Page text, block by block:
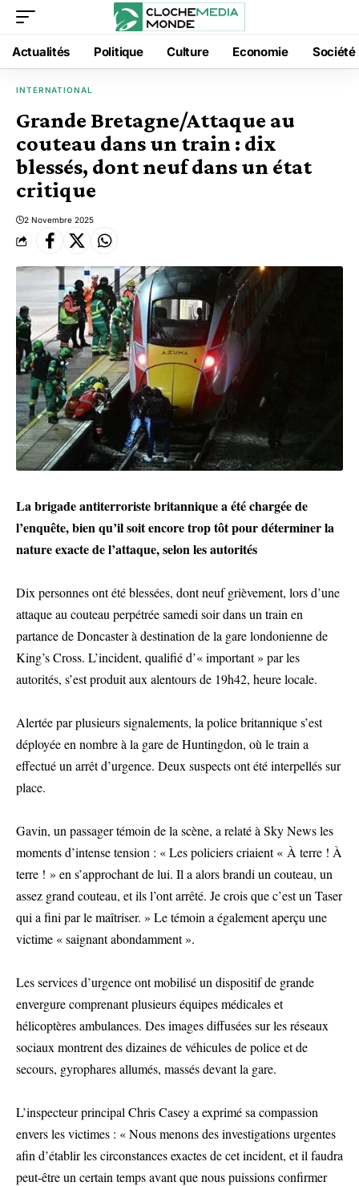
Actualités Politique Culture Economie Société
INTERNATIONAL
Grande Bretagne/Attaque au
couteau dans un train : dix
blessés, dont neuf dans un état
critique
2 Novembre 2025
La brigade antiterroriste britannique a été chargée de
l’enquête, bien qu’il soit encore trop tôt pour déterminer la
nature exacte de l’attaque, selon les autorités
Dix personnes ont été blessées, dont neuf grièvement, lors d’une
attaque au couteau perpétrée samedi soir dans un train en
partance de Doncaster à destination de la gare londonienne de
King’s Cross. L’incident, qualifié d’« important » par les
autorités, s’est produit aux alentours de 19h42, heure locale.
Alertée par plusieurs signalements, la police britannique s’est
déployée en nombre à la gare de Huntingdon, où le train a
effectué un arrêt d’urgence. Deux suspects ont été interpellés sur
place.
Gavin, un passager témoin de la scène, a relaté à Sky News les
moments d’intense tension : « Les policiers criaient « À terre ! À
terre ! » en s’approchant de lui. Il a alors brandi un couteau, un
assez grand couteau, et ils l’ont arrêté. Je crois que c’est un Taser
qui a fini par le maîtriser. » Le témoin a également aperçu une
victime « saignant abondamment ».
Les services d’urgence ont mobilisé un dispositif de grande
envergure comprenant plusieurs équipes médicales et
hélicoptères ambulances. Des images diffusées sur les réseaux
sociaux montrent des dizaines de véhicules de police et de
secours, gyrophares allumés, massés devant la gare.
L’inspecteur principal Chris Casey a exprimé sa compassion
envers les victimes : « Nous menons des investigations urgentes
afin d’établir les circonstances exactes de cet incident, et il faudra
peut-être un certain temps avant que nous puissions confirmer